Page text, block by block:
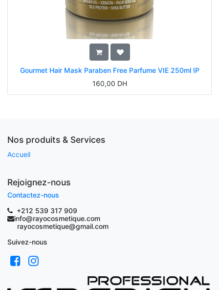
Gourmet Hair Mask Paraben Free Parfume VIE 250ml IP
160,00 DH
Nos produits & Services
Accueil
Rejoignez-nous
Contactez-nous
+212 539 317 909
info@rayocosmetique.com
rayocosmetique@gmail.com
Suivez-nous